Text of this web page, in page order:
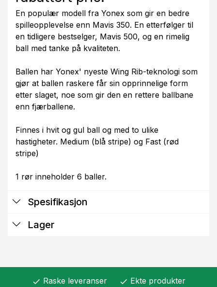
En populær modell fra Yonex som gir en bedre
spilleopplevelse enn Mavis 350. En etterfølger til
en tidligere bestselger, Mavis 500, og en rimelig
ball med tanke på kvaliteten.
Ballen har Yonex' nyeste Wing Rib-teknologi som
gjør at ballen raskere får sin opprinnelige form
etter slaget, noe som gir den en rettere ballbane
enn fjærballene.
Finnes i hvit og gul ball og med to ulike
hastigheter. Medium (blå stripe) og Fast (rød
stripe)
1 rør inneholder 6 baller.
Spesifikasjon
Lager
check Raske leveranser check Ekte produkter